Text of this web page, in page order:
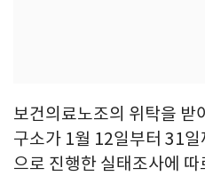
보건의료노조의 위탁을 받
구소가 1월 12일부터 31
으로 진행한 실태조사에